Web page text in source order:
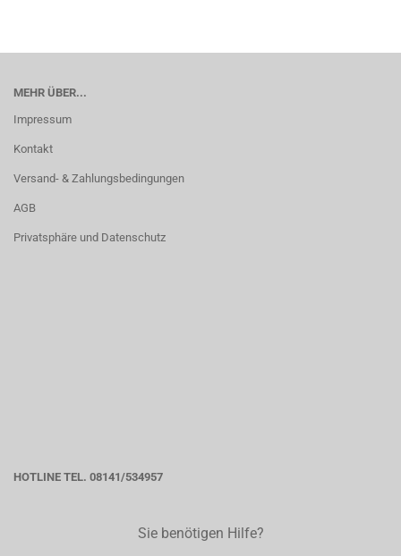
MEHR ÜBER...
Impressum
Kontakt
Versand- & Zahlungsbedingungen
AGB
Privatsphäre und Datenschutz
HOTLINE TEL. 08141/534957
Sie benötigen Hilfe?